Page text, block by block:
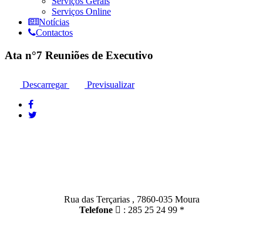
Serviços Online
Notícias
Contactos
Ata n°7 Reuniões de Executivo
Descarregar Previsualizar
Rua das Terçarias , 7860-035 Moura
Telefone
: 285 25 24 99 *